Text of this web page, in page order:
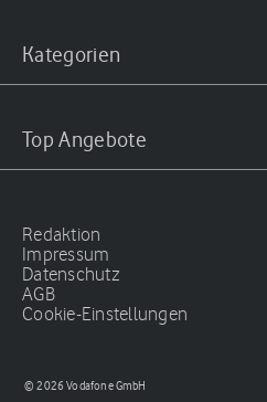
Kategorien
Top Angebote
Redaktion
Impressum
Datenschutz
AGB
Cookie-Einstellungen
© 2026 Vodafone GmbH